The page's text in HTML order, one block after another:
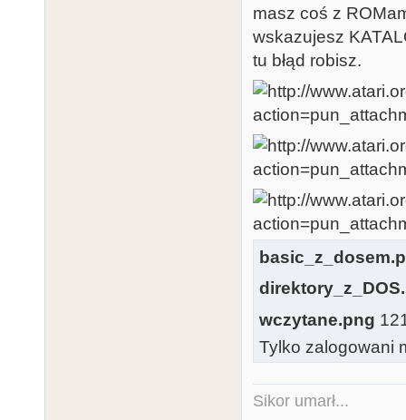
masz coś z
wskazujesz
tu błąd robisz.
wczytane.png
Tylko zalogowani
Sikor umarł...